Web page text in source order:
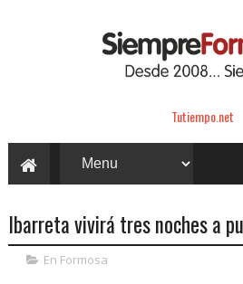
Tutiempo.net
Ibarreta vivirá tres noches a
En Formosa